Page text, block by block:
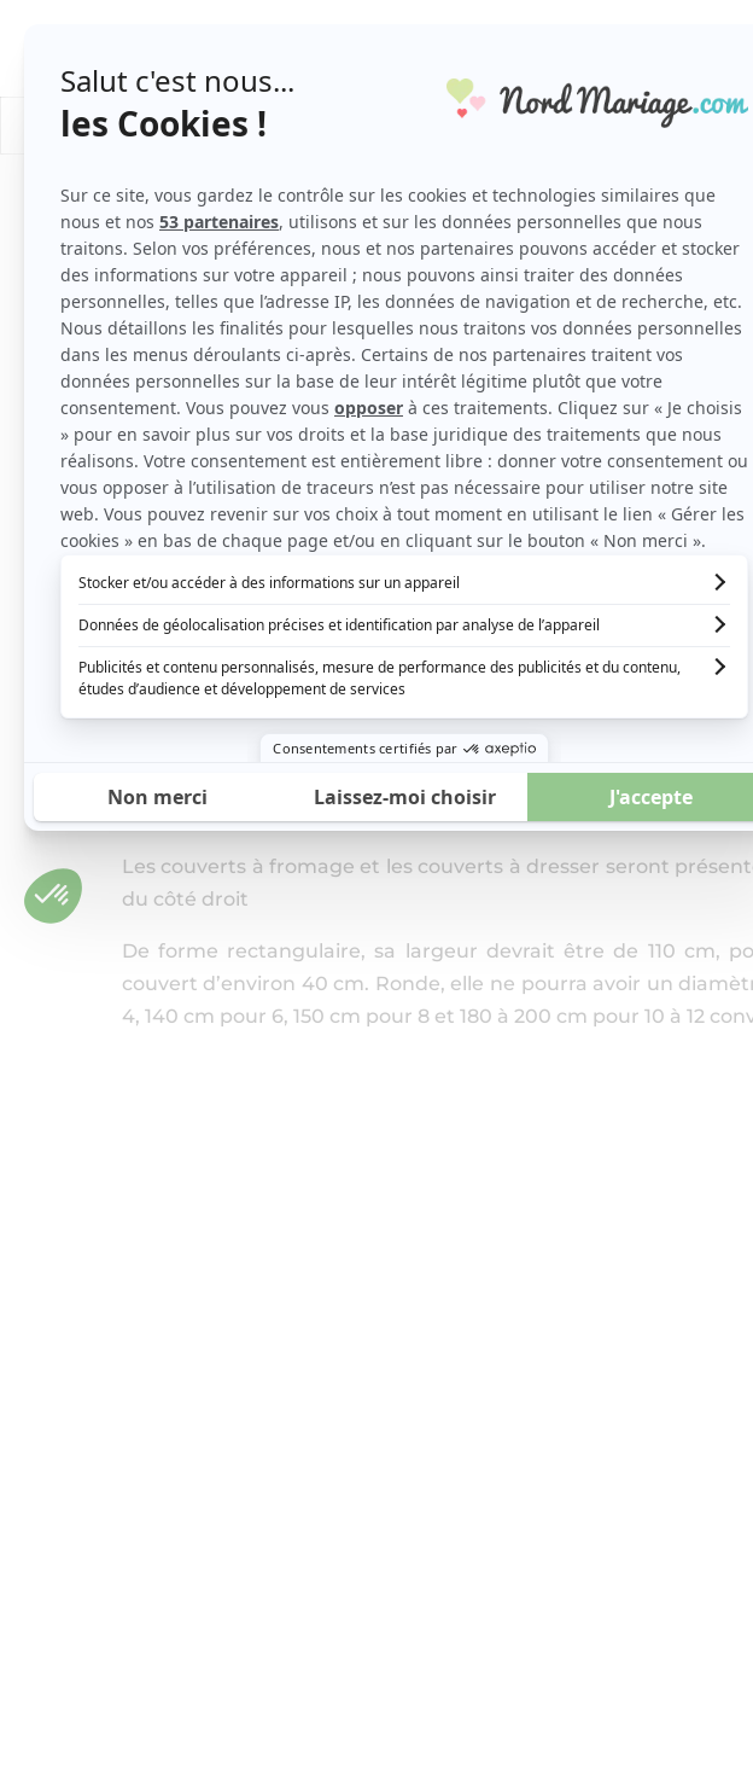
ORGANISATION DE
Mariage /Organisation Mariage Décoration mariage Dresser une table
Disposer d’abord vos assiette à 1 cm environ du bord de la
table suivie de la fourchette poisson immédiatement à
si nécessaire, le couteau à poisson.
Fourchettes se placent pointes et cillerons vers la table (« à la
Les couteaux de table sont orientés le tranchant de la lame
que la personne puisse prendre les couverts dans l’ordre où ils
Les couverts à fromage et les couverts à dresser seront
du côté droit
De forme rectangulaire, sa largeur devrait être de 110 cm,
couvert d’environ 40 cm. Ronde, elle ne pourra avoir un
4, 140 cm pour 6, 150 cm pour 8 et 180 à 200 cm pour 10 à 12